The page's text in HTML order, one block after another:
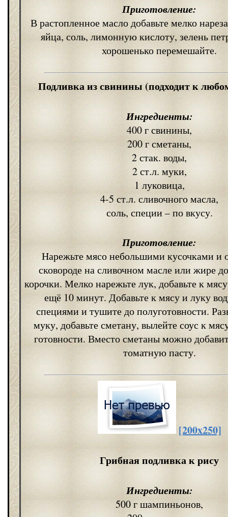
Приготовление:
В растопленное масло добавьте мелко
яйца, соль, лимонную кислоту, зелень
хорошенько перемешайте.
Подливка из свинины (подходит к
Ингредиенты:
400 г свинины,
200 г сметаны,
2 стак. воды,
2 ст.л. муки,
1 луковица,
4-5 ст.л. сливочного масла,
соль, специи – по вкусу.
Приготовление:
Нарежьте мясо небольшими кусочками и
сковороде на сливочном масле или жире
корочки. Мелко нарежьте лук, добавьте к
ещё 10 минут. Добавьте к мясу и луку
специями и тушите до полуготовности.
муку, добавьте сметану, вылейте соус к
готовности. Вместо сметаны можно
томатную пасту.
[200x250]
Грибная подливка к рису
Ингредиенты:
500 г шампиньонов,